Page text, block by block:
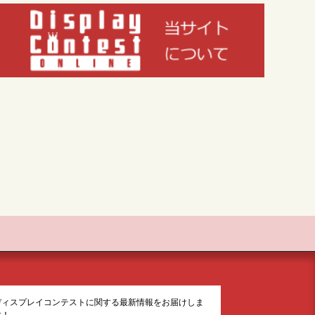
スプレイコンテストに関する最新情報をお届けしま